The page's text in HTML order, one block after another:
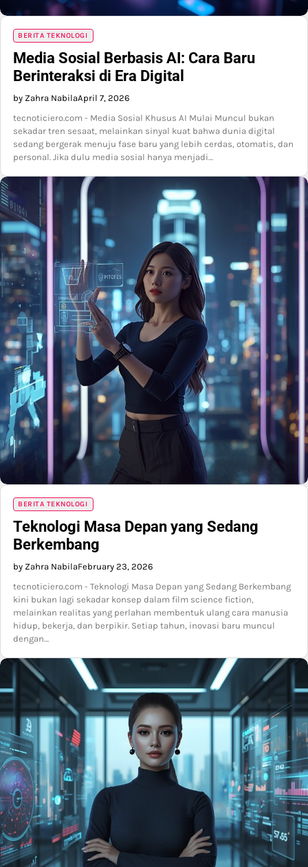
BERITA TEKNOLOGI
Media Sosial Berbasis AI: Cara Baru
Berinteraksi di Era Digital
by Zahra NabilaApril 7, 2026
tecnoticiero.com - Media Sosial Khusus AI Mulai Muncul bukan
sekadar tren sesaat, melainkan sinyal kuat bahwa dunia digital
sedang bergerak menuju fase baru yang lebih cerdas, otomatis, dan
personal. Jika dulu media sosial hanya menjadi…
BERITA TEKNOLOGI
Teknologi Masa Depan yang Sedang
Berkembang
by Zahra NabilaFebruary 23, 2026
tecnoticiero.com - Teknologi Masa Depan yang Sedang Berkembang
kini bukan lagi sekadar konsep dalam film science fiction,
melainkan realitas yang perlahan membentuk ulang cara manusia
hidup, bekerja, dan berpikir. Setiap tahun, inovasi baru muncul
dengan…